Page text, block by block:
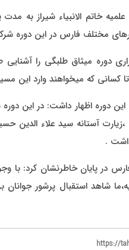
خاتم الانبیاء شیراز به
دوره میثاق طلبگی را
که میخواهند وارد این
دوره اظهار داشت: در این
آستانه سید علاء الدین
.
در پایان خاطرنشان کرد: با
شاهد استقبال پرشور
https://